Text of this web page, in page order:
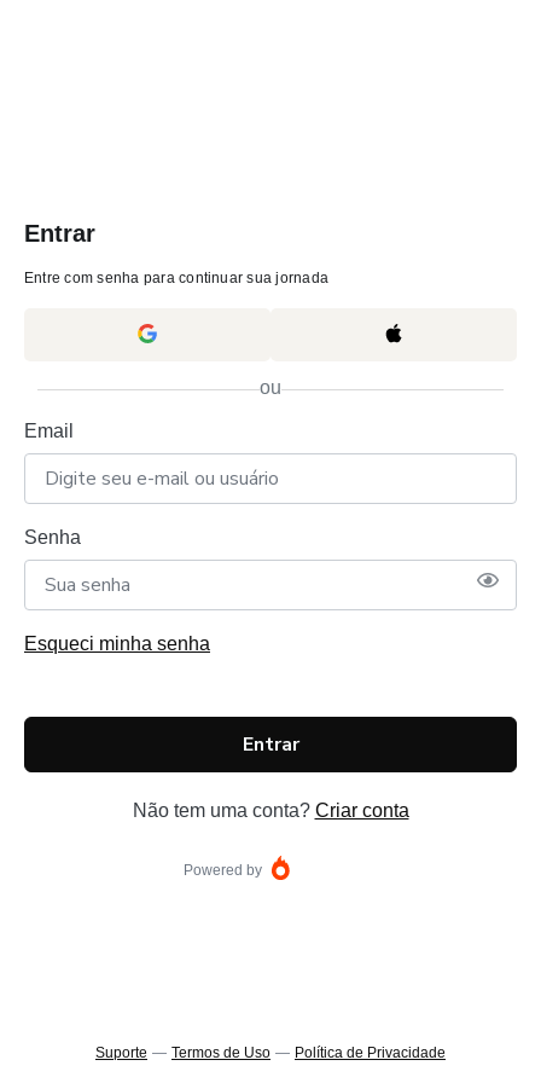
Entrar
Entre com senha para continuar sua jornada
ou
Email
Senha
Esqueci minha senha
Entrar
Não tem uma conta? Criar conta
Powered by
Suporte — Termos de Uso — Política de Privacidade